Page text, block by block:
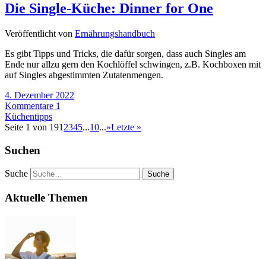
Die Single-Küche: Dinner for One
Veröffentlicht von Ernährungshandbuch
Es gibt Tipps und Tricks, die dafür sorgen, dass auch Singles am
Ende nur allzu gern den Kochlöffel schwingen, z.B. Kochboxen mit
auf Singles abgestimmten Zutatenmengen.
4. Dezember 2022
Kommentare 1
Küchentipps
Seite 1 von 191 2345...10...»Letzte »
Suchen
Suche
Aktuelle Themen